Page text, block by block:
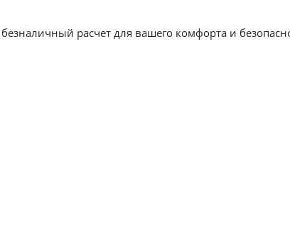
Мы предоставляем удобный безналичный расчет для вашего комфорта и